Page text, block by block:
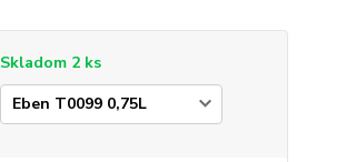
Skladom 2 ks